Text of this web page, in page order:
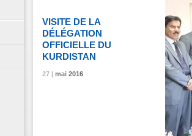
27 | mai2016
VISITE DE LA
DÉLÉGATION
OFFICIELLE DU
KURDISTAN
27 | mai2016
27 | mai2016